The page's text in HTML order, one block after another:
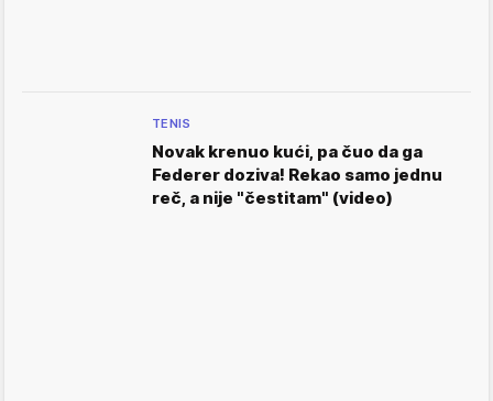
TENIS
Novak krenuo kući, pa čuo da ga
Federer doziva! Rekao samo jednu
reč, a nije "čestitam" (video)